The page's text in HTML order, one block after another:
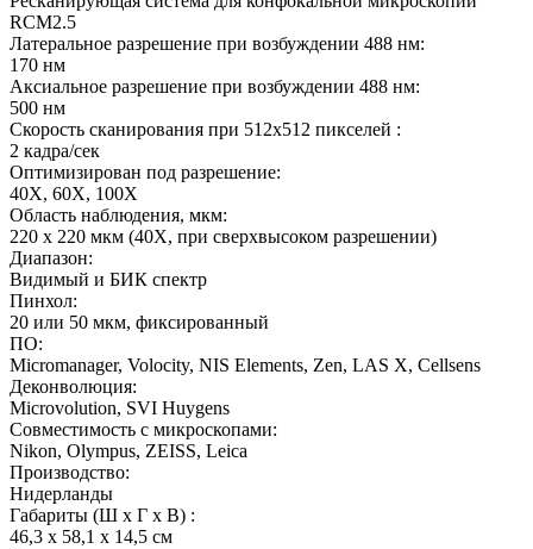
RCM2.5
Латеральное разрешение при возбуждении 488 нм:
170 нм
Аксиальное разрешение при возбуждении 488 нм:
500 нм
Скорость сканирования при 512х512 пикселей :
2 кадра/сек
Оптимизирован под разрешение:
40Х, 60Х, 100Х
Область наблюдения, мкм:
220 х 220 мкм (40Х, при сверхвысоком разрешении)
Диапазон:
Видимый и БИК спектр
Пинхол:
20 или 50 мкм, фиксированный
ПО:
Micromanager, Volocity, NIS Elements, Zen, LAS X, Cellsens
Деконволюция:
Microvolution, SVI Huygens
Совместимость с микроскопами:
Nikon, Olympus, ZEISS, Leica
Производство:
Нидерланды
Габариты (Ш х Г х В) :
46,3 x 58,1 x 14,5 см